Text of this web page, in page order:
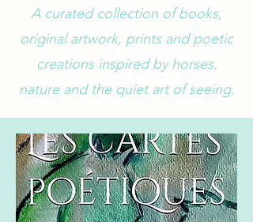
A curated collection of books,
original artwork, prints and poetic
creations inspired by horses,
nature and the quiet art of seeing.